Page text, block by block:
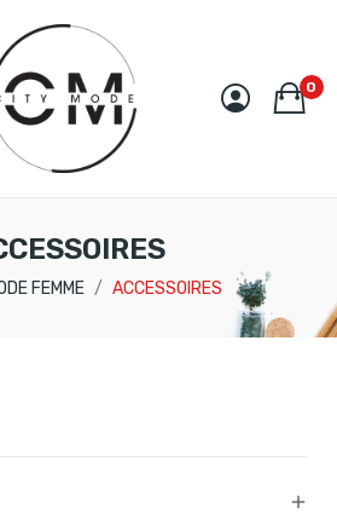
0
FEMME ACCESSOIRES
